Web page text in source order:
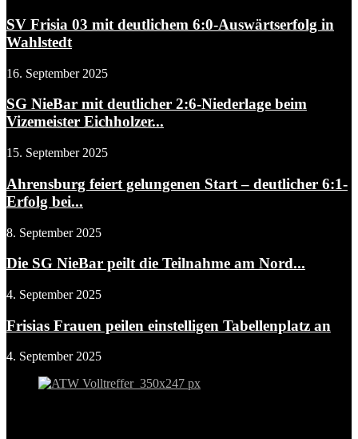
SV Frisia 03 mit deutlichem 6:0-Auswärtserfolg in
Wahlstedt
16. September 2025
SG NieBar mit deutlicher 2:6-Niederlage beim
Vizemeister Eichholzer...
15. September 2025
Ahrensburg feiert gelungenen Start – deutlicher 6:1-
Erfolg bei...
8. September 2025
Die SG NieBar peilt die Teilnahme am Nord...
4. September 2025
Frisias Frauen peilen einstelligen Tabellenplatz an
4. September 2025